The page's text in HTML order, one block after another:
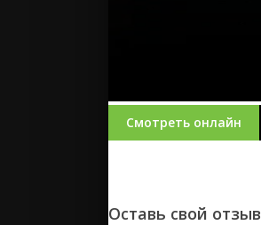
Смотреть онлайн
Оставь свой отзыв